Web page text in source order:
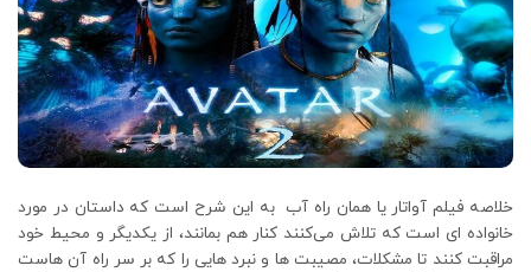
خلاصه فیلم آواتار یا همان راه آب به این شرح است که داستان در مورد
خانواده ای است که تلاش می‌کنند کنار هم بمانند، از یکدیگر و محیط خود
مراقبت کنند تا مشکلات، مصیبت ها و نبرد هایی را که بر سر راه آن هاست